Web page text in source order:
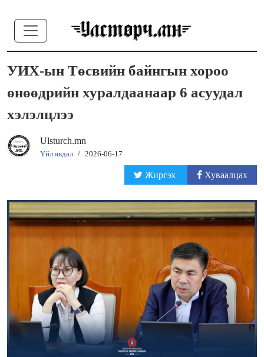
УИХ-ын Төсвийн байнгын хороо
өнөөдрийн хуралдаанаар 6 асуудал
хэлэлцлээ
Ulsturch.mn
Үйл явдал / 2026-06-17
Жиргэх Хуваалцах